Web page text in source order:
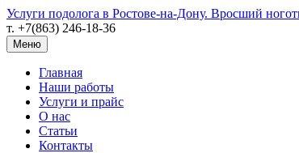
Услуги подолога в Ростове-на-Дону. Вросший
т. +7(863) 246-18-36
Меню
Главная
Наши работы
Услуги и прайс
О нас
Статьи
Контакты